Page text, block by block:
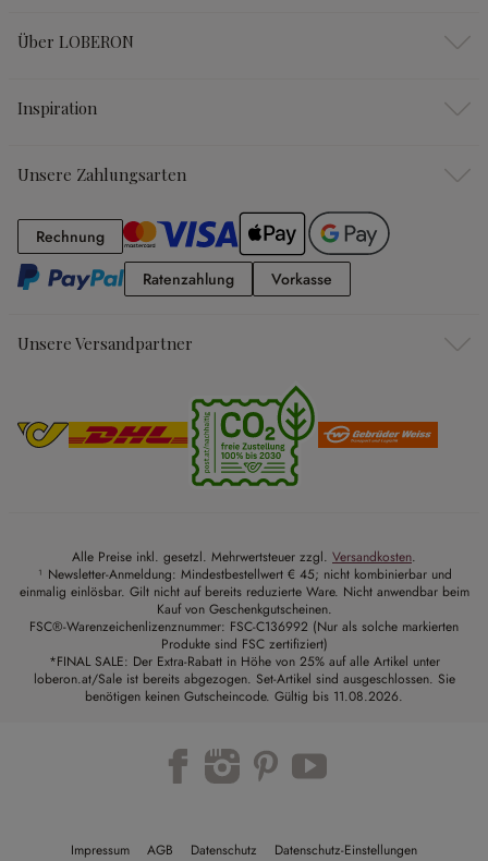
Über LOBERON
Inspiration
Unsere Zahlungsarten
RechnungRechnung
RatenzahlungRatenzahlung
Vorkasse
Unsere Versandpartner
Alle Preise inkl. gesetzl. Mehrwertsteuer zzgl. Versandkosten.
¹ Newsletter-Anmeldung: Mindestbestellwert € 45; nicht kombinierbar und
einmalig einlösbar. Gilt nicht auf bereits reduzierte Ware. Nicht anwendbar beim
Kauf von Geschenkgutscheinen.
FSC®-Warenzeichenlizenznummer: FSC-C136992 (Nur als solche markierten
Produkte sind FSC zertifiziert)
*FINAL SALE: Der Extra-Rabatt in Höhe von 25% auf alle Artikel unter
loberon.at/Sale ist bereits abgezogen. Set-Artikel sind ausgeschlossen. Sie
benötigen keinen Gutscheincode. Gültig bis 11.08.2026.
Impressum AGB Datenschutz
Datenschutz-Einstellungen